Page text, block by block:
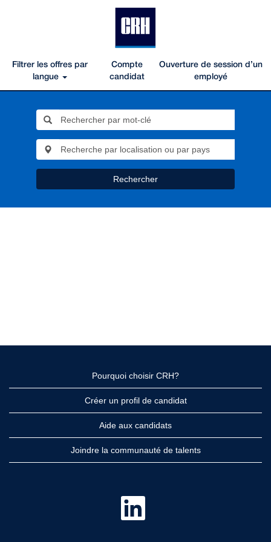
Filtrer les offres par
langue
Compte
candidat
Ouverture de session d’un
employé
Rechercher
Pourquoi choisir CRH?
Créer un profil de candidat
Aide aux candidats
Joindre la communauté de talents
S
u